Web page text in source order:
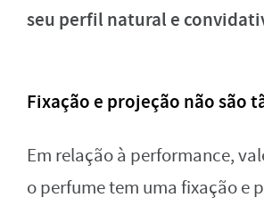
seu perfil natural e
Fixação e projeção não são
Em relação à performance,
o perfume tem uma fixação e